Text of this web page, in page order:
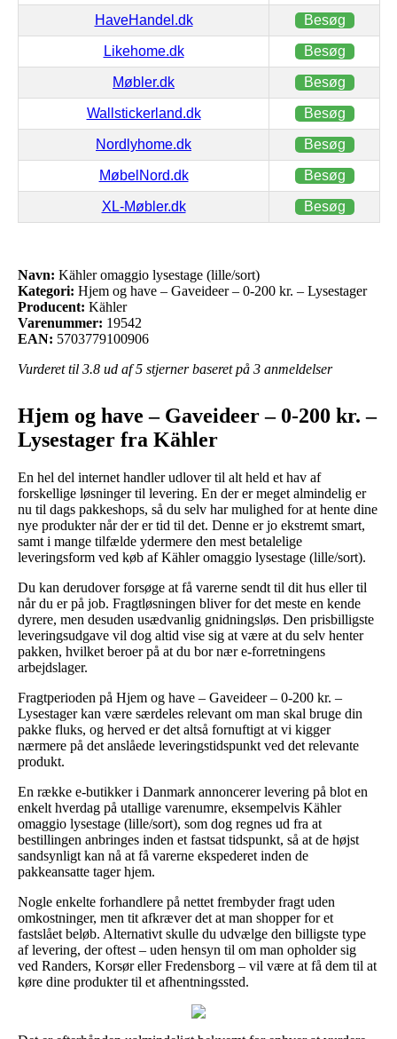
HaveHandel.dk Besøg
Likehome.dk Besøg
Møbler.dk Besøg
Wallstickerland.dk Besøg
Nordlyhome.dk Besøg
MøbelNord.dk Besøg
XL-Møbler.dk Besøg
Navn: Kähler omaggio lysestage (lille/sort)
Kategori: Hjem og have – Gaveideer – 0-200 kr. – Lysestager
Producent: Kähler
Varenummer: 19542
EAN: 5703779100906
Vurderet til 3.8 ud af 5 stjerner baseret på 3 anmeldelser
Hjem og have – Gaveideer – 0-200 kr. –
Lysestager fra Kähler
En hel del internet handler udlover til alt held et hav af
forskellige løsninger til levering. En der er meget almindelig er
nu til dags pakkeshops, så du selv har mulighed for at hente dine
nye produkter når der er tid til det. Denne er jo ekstremt smart,
samt i mange tilfælde ydermere den mest betalelige
leveringsform ved køb af Kähler omaggio lysestage (lille/sort).
Du kan derudover forsøge at få varerne sendt til dit hus eller til
når du er på job. Fragtløsningen bliver for det meste en kende
dyrere, men desuden usædvanlig gnidningsløs. Den prisbilligste
leveringsudgave vil dog altid vise sig at være at du selv henter
pakken, hvilket beroer på at du bor nær e-forretningens
arbejdslager.
Fragtperioden på Hjem og have – Gaveideer – 0-200 kr. –
Lysestager kan være særdeles relevant om man skal bruge din
pakke fluks, og herved er det altså fornuftigt at vi kigger
nærmere på det anslåede leveringstidspunkt ved det relevante
produkt.
En række e-butikker i Danmark annoncerer levering på blot en
enkelt hverdag på utallige varenumre, eksempelvis Kähler
omaggio lysestage (lille/sort), som dog regnes ud fra at
bestillingen anbringes inden et fastsat tidspunkt, så at de højst
sandsynligt kan nå at få varerne ekspederet inden de
pakkeansatte tager hjem.
Nogle enkelte forhandlere på nettet frembyder fragt uden
omkostninger, men tit afkræver det at man shopper for et
fastslået beløb. Alternativt skulle du udvælge den billigste type
af levering, der oftest – uden hensyn til om man opholder sig
ved Randers, Korsør eller Fredensborg – vil være at få dem til at
køre dine produkter til et afhentningssted.